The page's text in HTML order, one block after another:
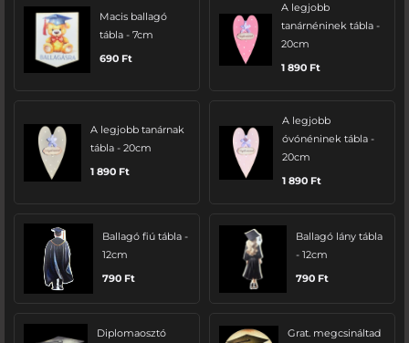
Macis ballagó
tábla - 7cm
690 Ft
A legjobb
tanárnéninek tábla -
20cm
1 890 Ft
A legjobb tanárnak
tábla - 20cm
1 890 Ft
A legjobb
óvónéninek tábla -
20cm
1 890 Ft
Ballagó fiú tábla -
12cm
790 Ft
Ballagó lány tábla
- 12cm
790 Ft
Diplomaosztó
Grat. megcsináltad